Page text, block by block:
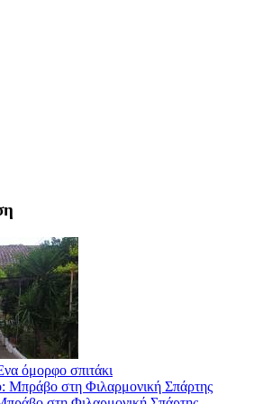
δίνει «χρώμα» στον Αύγουστο
όμορφο σπιτάκι